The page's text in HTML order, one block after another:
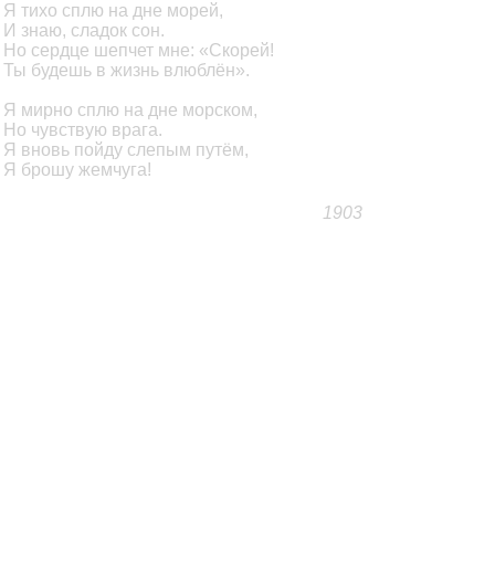
Я тихо сплю на дне морей,
И знаю, сладок сон.
Но сердце шепчет мне: «Скорей!
Ты будешь в жизнь влюблён».
Я мирно сплю на дне морском,
Но чувствую врага.
Я вновь пойду слепым путём,
Я брошу жемчуга!
1903